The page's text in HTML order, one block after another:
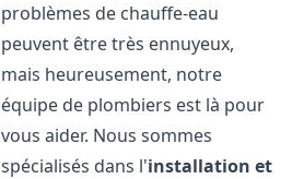
problèmes de chauffe-eau
peuvent être très ennuyeux,
mais heureusement, notre
équipe de plombiers est là pour
vous aider. Nous sommes
spécialisés dans l'installation et